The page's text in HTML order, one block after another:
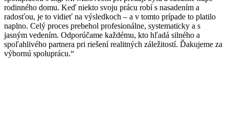
rodinného domu. Keď niekto svoju prácu robí s nasadením a
radosťou, je to vidieť na výsledkoch – a v tomto prípade to platilo
naplno. Celý proces prebehol profesionálne, systematicky a s
jasným vedením. Odporúčame každému, kto hľadá silného a
spoľahlivého partnera pri riešení realitných záležitostí. Ďakujeme za
výbornú spoluprácu.“